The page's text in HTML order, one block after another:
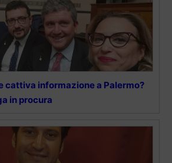
cattiva informazione a Palermo?
in procura